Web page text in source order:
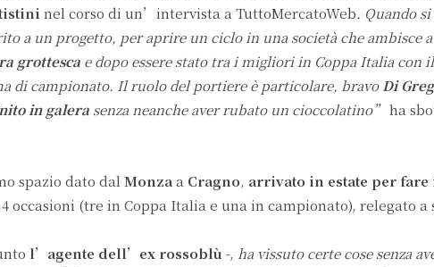
nel corso di un’intervista a TuttoMercatoWeb. Quando si
a un progetto, per aprire un ciclo in una società che ambisce a
grottesca e dopo essere stato tra i migliori in Coppa Italia con il
di campionato. Il ruolo del portiere è particolare, bravo Di
in galera senza neanche aver rubato un cioccolatino” ha
spazio dato dal Monza a Cragno, arrivato in estate per fare
occasioni (tre in Coppa Italia e una in campionato), relegato a
l’agente dell’ex rossoblù -, ha vissuto certe cose senza